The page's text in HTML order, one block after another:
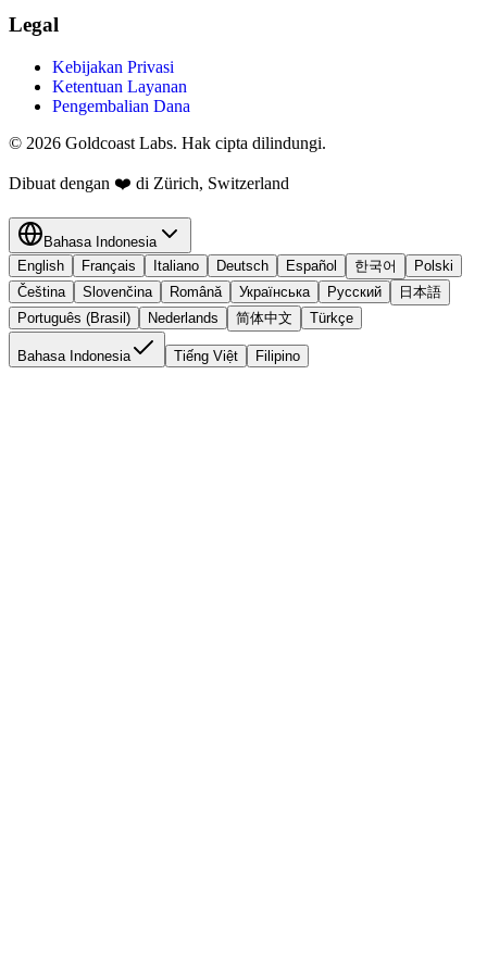
Legal
Kebijakan Privasi
Ketentuan Layanan
Pengembalian Dana
© 2026 Goldcoast Labs. Hak cipta dilindungi.
Dibuat dengan ❤️ di Zürich, Switzerland
Bahasa Indonesia
English
Français Italiano Deutsch Español 한국어
Polski
Čeština
Slovenčina Română Українська Русский
日本語
Português (Brasil)
Nederlands 简体中文 Türkçe
Bahasa Indonesia Tiếng Việt Filipino